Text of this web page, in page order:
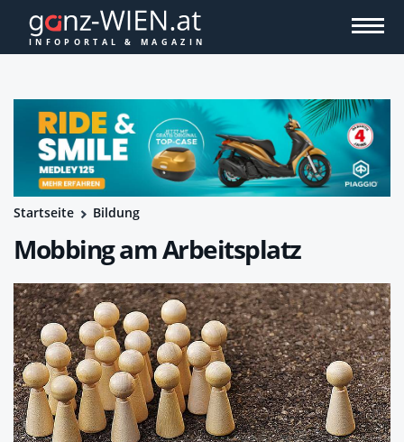
Startseite Bildung
Mobbing am Arbeitsplatz